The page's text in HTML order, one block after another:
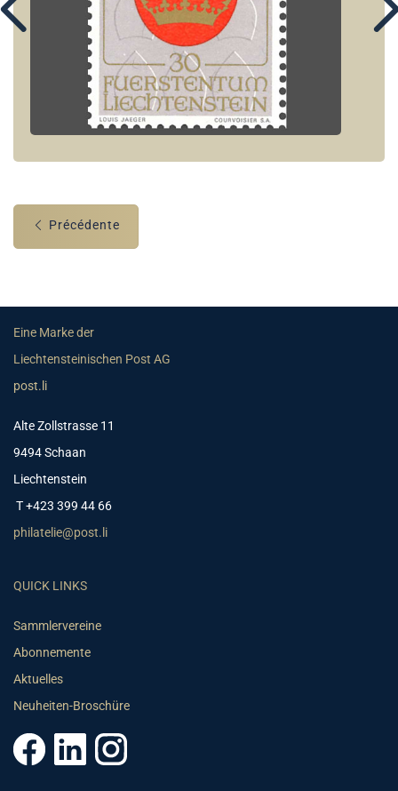
Précédente
Eine Marke der
Liechtensteinischen Post AG
post.li
Alte Zollstrasse 11
9494 Schaan
Liechtenstein
T +423 399 44 66
philatelie@post.li
QUICK LINKS
Sammlervereine
Abonnemente
Aktuelles
Neuheiten-Broschüre